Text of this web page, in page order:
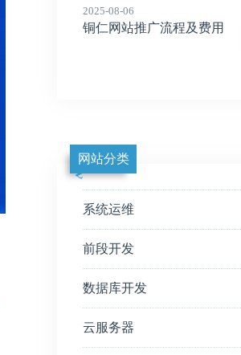
2025-08-06
铜仁网站推广流程及费用
网站分类
系统运维
前段开发
数据库开发
云服务器